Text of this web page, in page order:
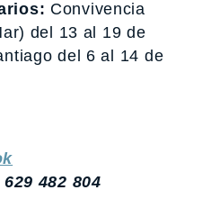
Convivencia
del 13 al 19 de
del 6 al 14 de
482 804